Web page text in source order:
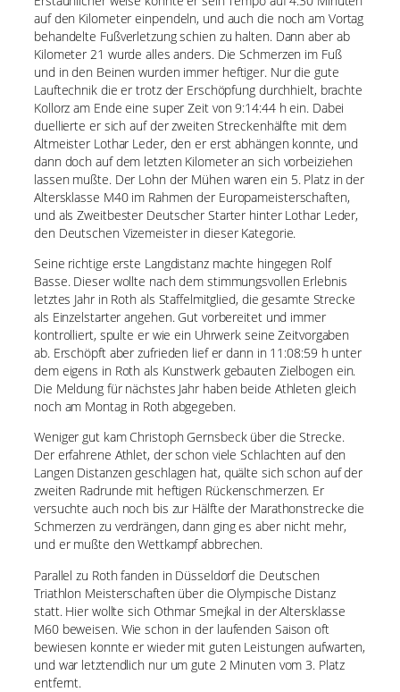
auf den Kilometer einpendeln, und auch die noch am Vortag
behandelte Fußverletzung schien zu halten. Dann aber ab
Kilometer 21 wurde alles anders. Die Schmerzen im Fuß
und in den Beinen wurden immer heftiger. Nur die gute
Lauftechnik die er trotz der Erschöpfung durchhielt, brachte
Kollorz am Ende eine super Zeit von 9:14:44 h ein. Dabei
duellierte er sich auf der zweiten Streckenhälfte mit dem
Altmeister Lothar Leder, den er erst abhängen konnte, und
dann doch auf dem letzten Kilometer an sich vorbeiziehen
lassen mußte. Der Lohn der Mühen waren ein 5. Platz in der
Altersklasse M40 im Rahmen der Europameisterschaften,
und als Zweitbester Deutscher Starter hinter Lothar Leder,
den Deutschen Vizemeister in dieser Kategorie.
Seine richtige erste Langdistanz machte hingegen Rolf
Basse. Dieser wollte nach dem stimmungsvollen Erlebnis
letztes Jahr in Roth als Staffelmitglied, die gesamte Strecke
als Einzelstarter angehen. Gut vorbereitet und immer
kontrolliert, spulte er wie ein Uhrwerk seine Zeitvorgaben
ab. Erschöpft aber zufrieden lief er dann in 11:08:59 h unter
dem eigens in Roth als Kunstwerk gebauten Zielbogen ein.
Die Meldung für nächstes Jahr haben beide Athleten gleich
noch am Montag in Roth abgegeben.
Weniger gut kam Christoph Gernsbeck über die Strecke.
Der erfahrene Athlet, der schon viele Schlachten auf den
Langen Distanzen geschlagen hat, quälte sich schon auf der
zweiten Radrunde mit heftigen Rückenschmerzen. Er
versuchte auch noch bis zur Hälfte der Marathonstrecke die
Schmerzen zu verdrängen, dann ging es aber nicht mehr,
und er mußte den Wettkampf abbrechen.
Parallel zu Roth fanden in Düsseldorf die Deutschen
Triathlon Meisterschaften über die Olympische Distanz
statt. Hier wollte sich Othmar Smejkal in der Altersklasse
M60 beweisen. Wie schon in der laufenden Saison oft
bewiesen konnte er wieder mit guten Leistungen aufwarten,
und war letztendlich nur um gute 2 Minuten vom 3. Platz
entfernt.